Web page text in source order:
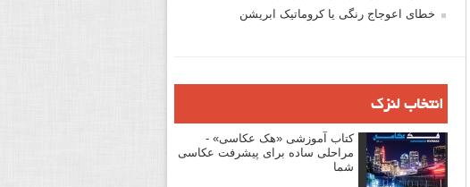
خطای اعوجاج رنگی یا کروماتیک ابریشن
انتخاب لنزک
کتاب آموزشی «هک عکاسی» -
مراحلی ساده برای پیشرفت عکاسی
شما